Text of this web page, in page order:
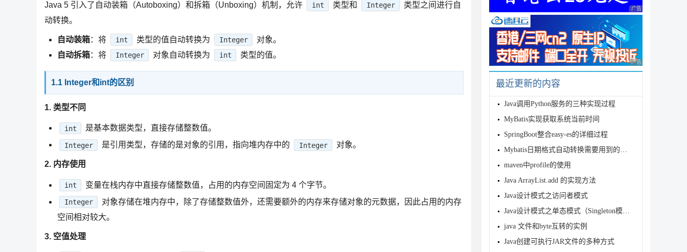
Java 5 引入了自动装箱（Autoboxing）和拆箱（Unboxing）机制，允许 int 类型和 Integer
类型之间进行自
动转换。
自动装箱：将 int 类型的值自动转换为 Integer
对象。
自动拆箱：将 Integer 对象自动转换为 int 类型的值。
1.1 Integer和int的区别
1. 类型不同
int 是基本数据类型，直接存储整数值。
Integer 是引用类型，存储的是对象的引用，指向堆内存中的 Integer 对象。
2. 内存使用
int 变量在栈内存中直接存储整数值，占用的内存空间固定为 4 个字节。
Integer
对象存储在堆内存中，除了存储整数值外，还需要额外的内存来存储对象的元数据，因此占用的内存
空间相对较大。
3. 空值处理
广告 商业广告，理性
广告 商业广告，理性
最近更新的内容
Java调用Python服务的三种实现过程
MyBatis实现获取系统当前时间
SpringBoot整合easy-es的详细过程
Mybatis日期格式自动转换需要用到的两个注解说明
maven中profile的使用
Java ArrayList.add 的实现方法
Java设计模式之访问者模式
Java设计模式之单态模式（Singleton模式）介绍
java 文件和byte互转的实例
Java创建可执行JAR文件的多种方式